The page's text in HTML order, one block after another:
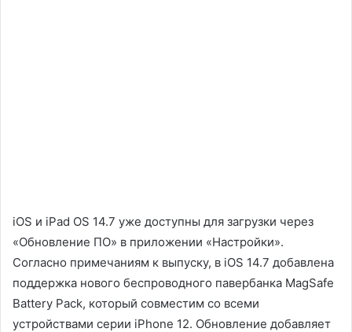
iOS и iPad OS 14.7 уже доступны для загрузки через
«Обновление ПО» в приложении «Настройки».
Согласно примечаниям к выпуску, в iOS 14.7 добавлена
поддержка нового беспроводного павербанка MagSafe
Battery Pack, который совместим со всеми
устройствами серии iPhone 12. Обновление добавляет